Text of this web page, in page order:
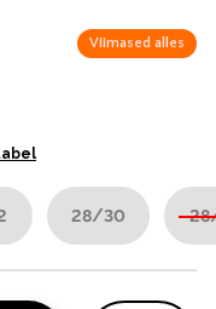
Viimased alles
28/30